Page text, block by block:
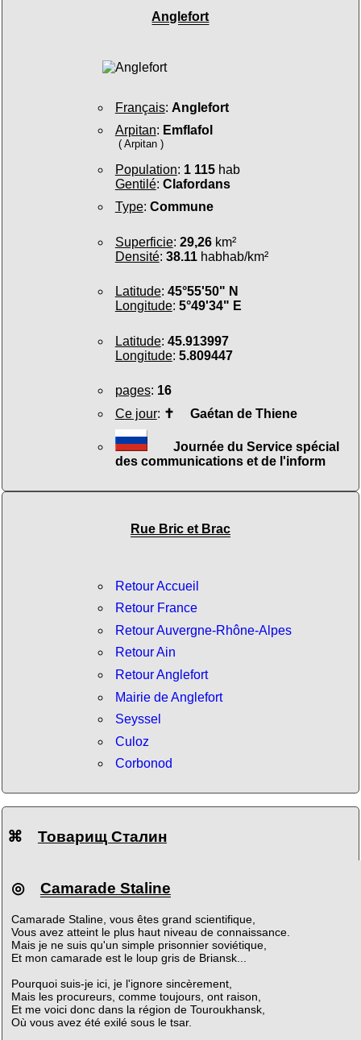
Anglefort
Français: Anglefort
Arpitan: Emflafol
( Arpitan )
Population: 1 115hab
Gentilé: Clafordans
Type: Commune
Superficie: 29,26km²
Densité: 38.11habhab/km²
Latitude: 45°55'50" N
Longitude: 5°49'34" E
Latitude: 45.913997
Longitude: 5.809447
pages: 16
Ce jour: ✝ Gaétan de Thiene
Journée du Service spécial
des communications et de l'inform
Rue Bric et Brac
Retour Accueil
Retour France
Retour Auvergne-Rhône-Alpes
Retour Ain
Retour Anglefort
Mairie de Anglefort
Seyssel
Culoz
Corbonod
⌘ Товарищ Сталин
◎ Camarade Staline
Camarade Staline, vous êtes grand scientifique,
Vous avez atteint le plus haut niveau de connaissance.
Mais je ne suis qu'un simple prisonnier soviétique,
Et mon camarade est le loup gris de Briansk...
Pourquoi suis-je ici, je l'ignore sincèrement,
Mais les procureurs, comme toujours, ont raison,
Et me voici donc dans la région de Touroukhansk,
Où vous avez été exilé sous le tsar.